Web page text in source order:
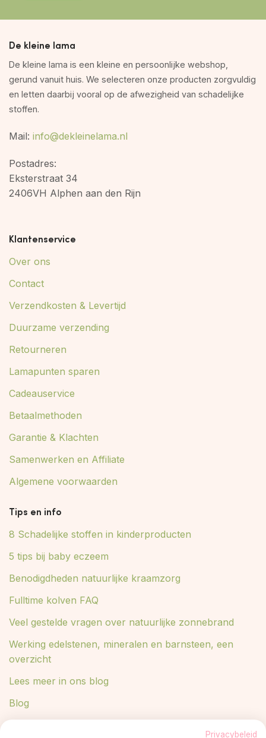
De kleine lama
De kleine lama is een kleine en persoonlijke webshop,
gerund vanuit huis. We selecteren onze producten zorgvuldig
en letten daarbij vooral op de afwezigheid van schadelijke
stoffen.
Mail: info@dekleinelama.nl
Postadres:
Eksterstraat 34
2406VH Alphen aan den Rijn
Klantenservice
Over ons
Contact
Verzendkosten & Levertijd
Duurzame verzending
Retourneren
Lamapunten sparen
Cadeauservice
Betaalmethoden
Garantie & Klachten
Samenwerken en Affiliate
Algemene voorwaarden
Tips en info
8 Schadelijke stoffen in kinderproducten
5 tips bij baby eczeem
Benodigdheden natuurlijke kraamzorg
Fulltime kolven FAQ
Veel gestelde vragen over natuurlijke zonnebrand
Werking edelstenen, mineralen en barnsteen, een
overzicht
Lees meer in ons blog
Blog
Privacybeleid